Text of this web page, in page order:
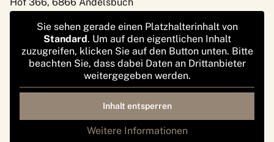
Sie sehen gerade einen Platzhalterinhalt von
Standard. Um auf den eigentlichen Inhalt
zuzugreifen, klicken Sie auf den Button unten. Bitte
beachten Sie, dass dabei Daten an Drittanbieter
weitergegeben werden.
Inhalt entsperren
Weitere Informationen